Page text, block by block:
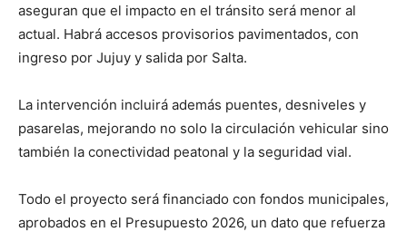
aseguran que el impacto en el tránsito será menor al
actual. Habrá accesos provisorios pavimentados, con
ingreso por Jujuy y salida por Salta.
La intervención incluirá además puentes, desniveles y
pasarelas, mejorando no solo la circulación vehicular sino
también la conectividad peatonal y la seguridad vial.
Todo el proyecto será financiado con fondos municipales,
aprobados en el Presupuesto 2026, un dato que refuerza